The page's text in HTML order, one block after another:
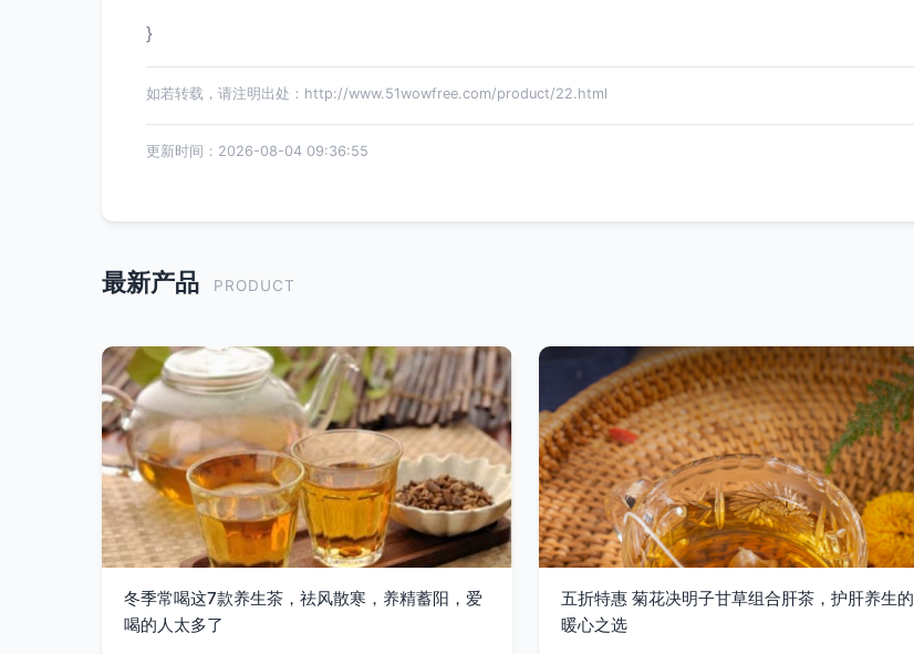
}
如若转载，请注明出处：http://www.51wowfree.com/product/22.html
更新时间：2026-08-04 09:36:55
最新产品 PRODUCT
冬季常喝这7款养生茶，祛风散寒，养精蓄阳，爱
喝的人太多了
五折特惠 菊花决明子甘草组合肝茶，护肝养生的
暖心之选